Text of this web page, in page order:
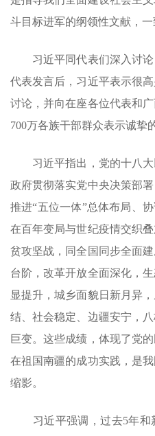
斗目标进军的纲领性文献，一
习近平同代表们深入讨论
代表发言后，习近平表示很
讨论，并向在座各位代表和
700万各族干部群众表示诚挚
习近平指出，党的十八大
政府贯彻落实党中央决策部
推进“五位一体”总体布局、
在百年变局与世纪疫情交织
贫攻坚战，同全国同步全面
台阶，改革开放全面深化，
显提升，城乡面貌日新月异
结、社会稳定、边疆安宁，
巨变。这些成绩，体现了党
在祖国南疆的成功实践，是
缩影。
习近平强调，过去5年和